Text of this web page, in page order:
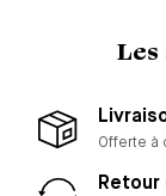
Offerte à
Retour